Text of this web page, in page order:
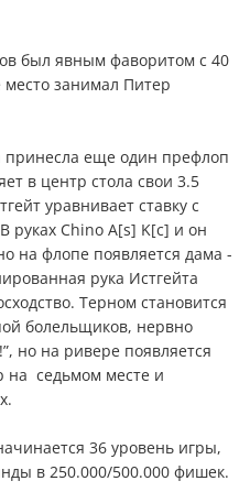
был явным фаворитом с 40
занимал Питер
принесла еще один префлоп
в центр стола свои 3.5
уравнивает ставку с
руках Chino A[s] K[c] и он
на флопе появляется дама -
рука Истгейта
Терном становится
болельщиков, нервно
но на ривере появляется
на седьмом месте и
36 уровень игры,
в 250.000/500.000 фишек.